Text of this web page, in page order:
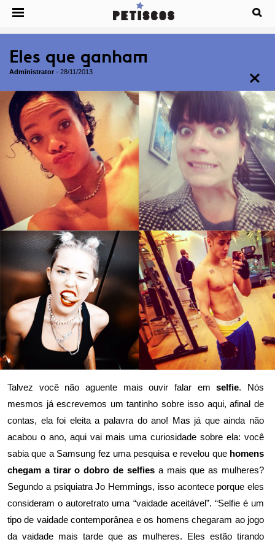
Eles que ganham
Administrator - 28/11/2013
Talvez você não aguente mais ouvir falar emselfie. Nós
mesmos já escrevemos um tantinho sobre isso aqui, afinal de
contas, ela foi eleitaa palavra do ano! Mas já que ainda não
acabou o ano, aqui vai mais uma curiosidade sobre ela: você
sabia que a Samsung fez uma pesquisa e revelou que homens
chegam a tirar o dobro de selfiesa mais que as mulheres?
Segundo a psiquiatra Jo Hemmings, isso acontece porque eles
consideram o autoretrato uma “vaidade aceitável”. “Selfie é um
tipo de vaidade contemporânea e os homens chegaram ao jogo
da vaidade mais tarde que as mulheres. Eles estão tirando